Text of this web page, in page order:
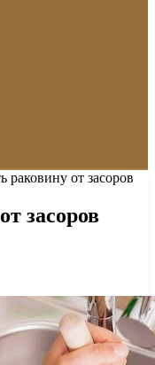
раковину от засоров
засоров